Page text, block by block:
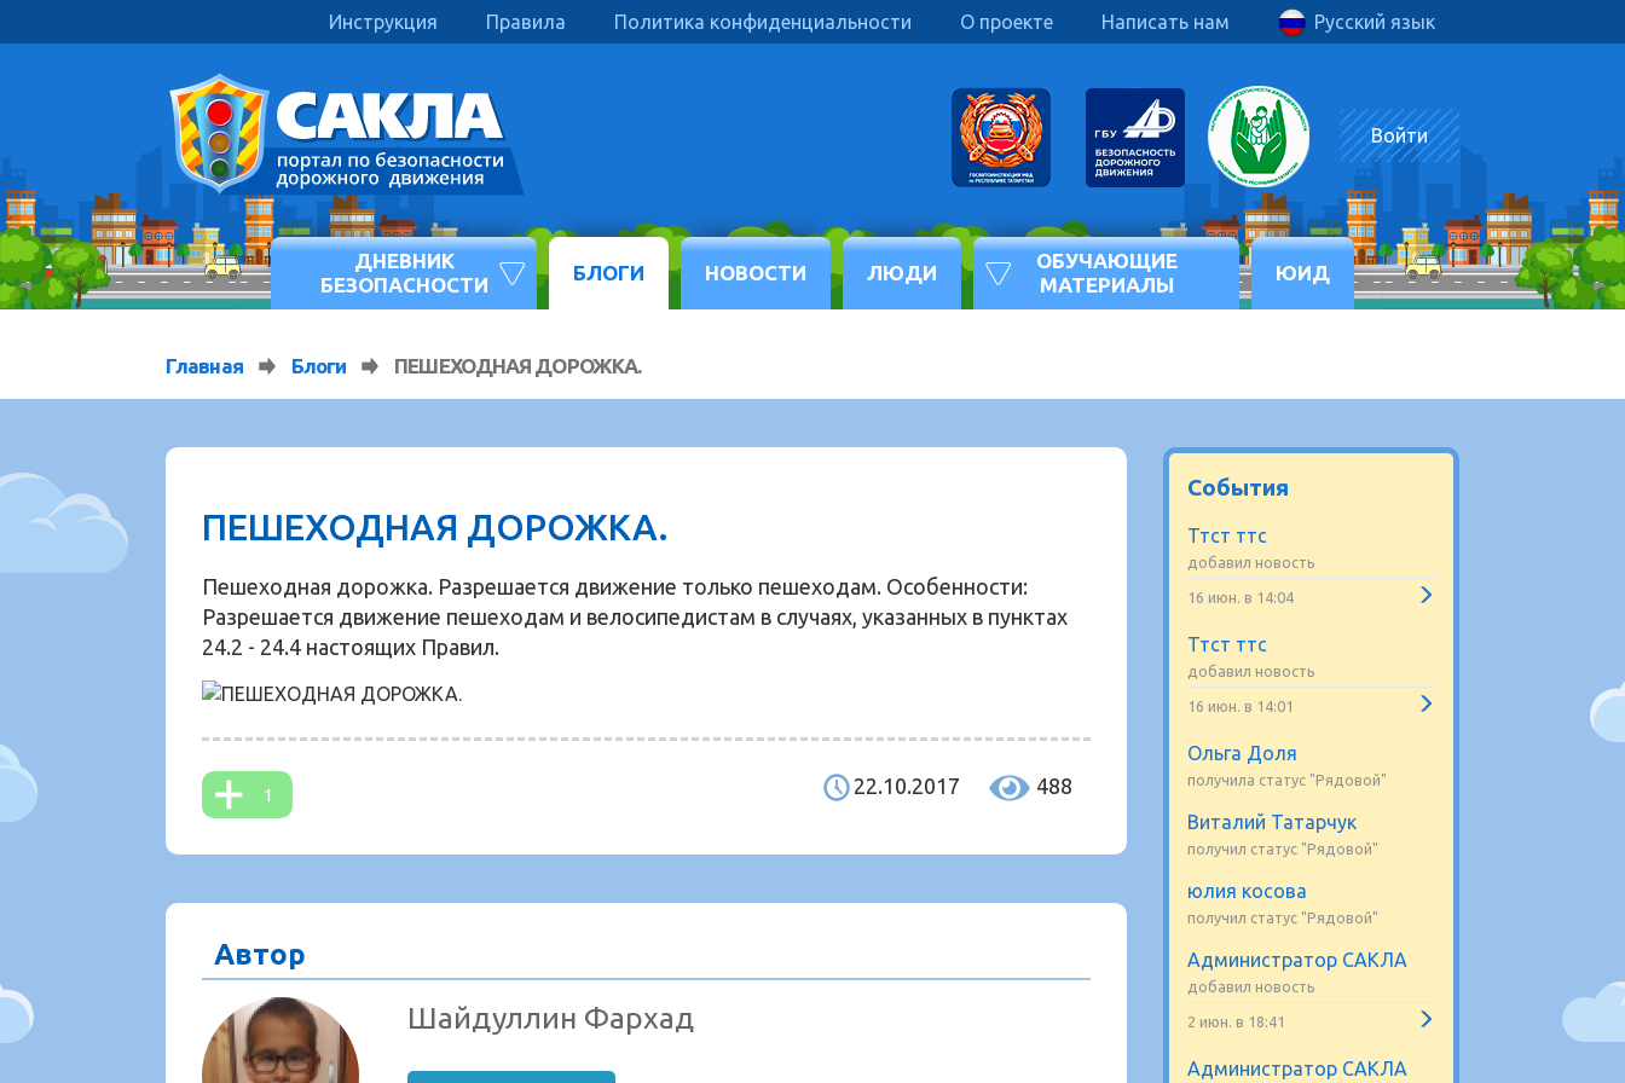
Русский язык
Инструкция Правила Политика конфиденциальности О проекте Написать нам
Войти
ДНЕВНИК
БЕЗОПАСНОСТИ
БЛОГИ НОВОСТИ ЛЮДИ
ОБУЧАЮЩИЕ
МАТЕРИАЛЫ
ЮИД
Главная Блоги ПЕШЕХОДНАЯ ДОРОЖКА.
ПЕШЕХОДНАЯ ДОРОЖКА.
Пешеходная дорожка. Разрешается движение только пешеходам. Особенности:
Разрешается движение пешеходам и велосипедистам в случаях, указанных в пунктах
24.2 - 24.4 настоящих Правил.
1 22.10.2017 488
Автор
Шайдуллин Фархад
События
Ттст ттс
добавил новость
16 июн. в 14:04
Ттст ттс
добавил новость
16 июн. в 14:01
Ольга Доля
получила статус "Рядовой"
Виталий Татарчук
получил статус "Рядовой"
юлия косова
получил статус "Рядовой"
Администратор САКЛА
добавил новость
2 июн. в 18:41
Администратор САКЛА